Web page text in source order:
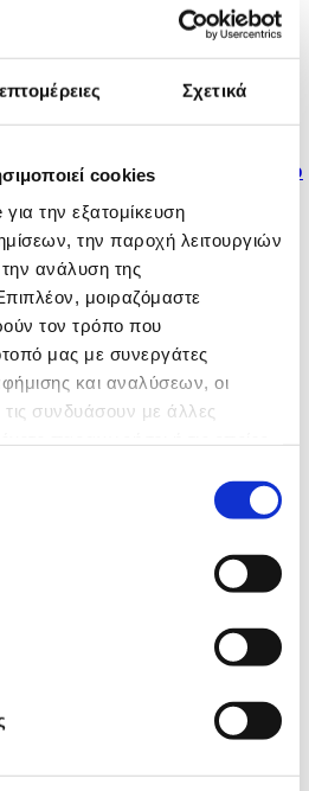
Σχετικά
cookies
την εξατομίκευση
την παροχή λειτουργιών
ανάλυση της
μοιραζόμαστε
τον τρόπο που
μας με συνεργάτες
και αναλύσεων, οι
συνδυάσουν με άλλες
έθεσε ψηλά τον πήχη,
για επίθεση στο Μόναχο
ως Κέντρο